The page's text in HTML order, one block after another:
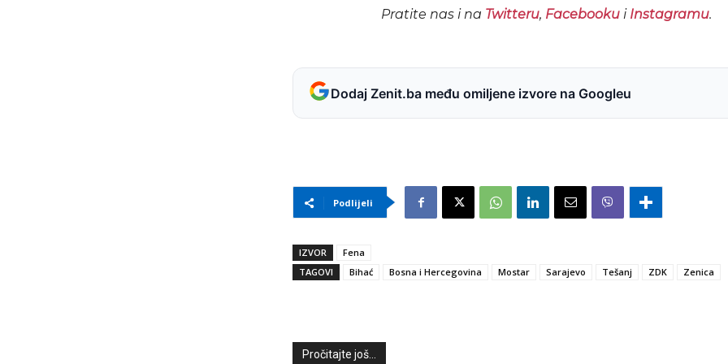
Pratite nas i na Twitteru, Facebookui Instagramu.
Dodaj Zenit.ba među omiljene izvore na Googleu
Podlijeli
IZVOR
Fena
TAGOVI
Bihać Bosna i Hercegovina Mostar Sarajevo Tešanj ZDK Zenica
Pročitajte još...